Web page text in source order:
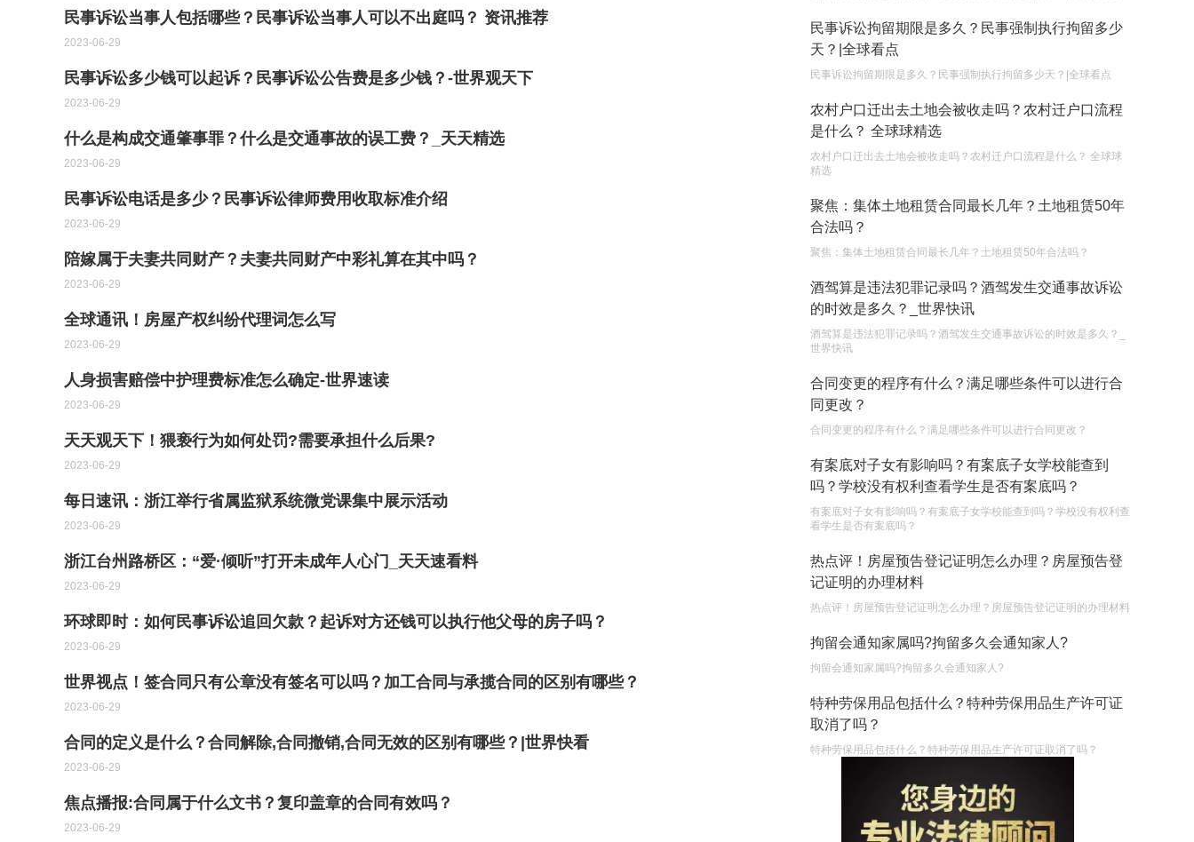
民事诉讼当事人包括哪些？民事诉讼当事人可以不出庭吗？ 资讯推荐
2023-06-29
民事诉讼多少钱可以起诉？民事诉讼公告费是多少钱？-世界观天下
2023-06-29
什么是构成交通肇事罪？什么是交通事故的误工费？_天天精选
2023-06-29
民事诉讼电话是多少？民事诉讼律师费用收取标准介绍
2023-06-29
陪嫁属于夫妻共同财产？夫妻共同财产中彩礼算在其中吗？
2023-06-29
全球通讯！房屋产权纠纷代理词怎么写
2023-06-29
人身损害赔偿中护理费标准怎么确定-世界速读
2023-06-29
天天观天下！猥亵行为如何处罚?需要承担什么后果?
2023-06-29
每日速讯：浙江举行省属监狱系统微党课集中展示活动
2023-06-29
浙江台州路桥区：“爱·倾听”打开未成年人心门_天天速看料
2023-06-29
环球即时：如何民事诉讼追回欠款？起诉对方还钱可以执行他父母的房子吗？
2023-06-29
世界视点！签合同只有公章没有签名可以吗？加工合同与承揽合同的区别有哪些？
2023-06-29
合同的定义是什么？合同解除,合同撤销,合同无效的区别有哪些？|世界快看
2023-06-29
焦点播报:合同属于什么文书？复印盖章的合同有效吗？
2023-06-29
小微企业需要缴纳哪些税费 如何申请小额贷款？
2023-05-04
不还贷款房子会被拍卖吗现在 房屋贷款还不起的诉
讼时效是多长时间？
2023-05-04
房屋有贷款可以出卖吗条件有哪些 房屋贷款还不起
2023-05-04
不还贷款房子会被拍卖吗 房屋有贷款可以出卖吗？
民事诉讼拘留期限是多久？民事强制执行拘留多少
天？|全球看点
民事诉讼拘留期限是多久？民事强制执行拘留多少天？|全球看点
农村户口迁出去土地会被收走吗？农村迁户口流程
是什么？ 全球球精选
农村户口迁出去土地会被收走吗？农村迁户口流程是什么？ 全球球
精选
聚焦：集体土地租赁合同最长几年？土地租赁50年
合法吗？
聚焦：集体土地租赁合同最长几年？土地租赁50年合法吗？
酒驾算是违法犯罪记录吗？酒驾发生交通事故诉讼
的时效是多久？_世界快讯
酒驾算是违法犯罪记录吗？酒驾发生交通事故诉讼的时效是多久？_
世界快讯
合同变更的程序有什么？满足哪些条件可以进行合
同更改？
合同变更的程序有什么？满足哪些条件可以进行合同更改？
有案底对子女有影响吗？有案底子女学校能查到
吗？学校没有权利查看学生是否有案底吗？
有案底对子女有影响吗？有案底子女学校能查到吗？学校没有权利查
看学生是否有案底吗？
热点评！房屋预告登记证明怎么办理？房屋预告登
记证明的办理材料
热点评！房屋预告登记证明怎么办理？房屋预告登记证明的办理材料
拘留会通知家属吗?拘留多久会通知家人?
拘留会通知家属吗?拘留多久会通知家人?
特种劳保用品包括什么？特种劳保用品生产许可证
取消了吗？
特种劳保用品包括什么？特种劳保用品生产许可证取消了吗？